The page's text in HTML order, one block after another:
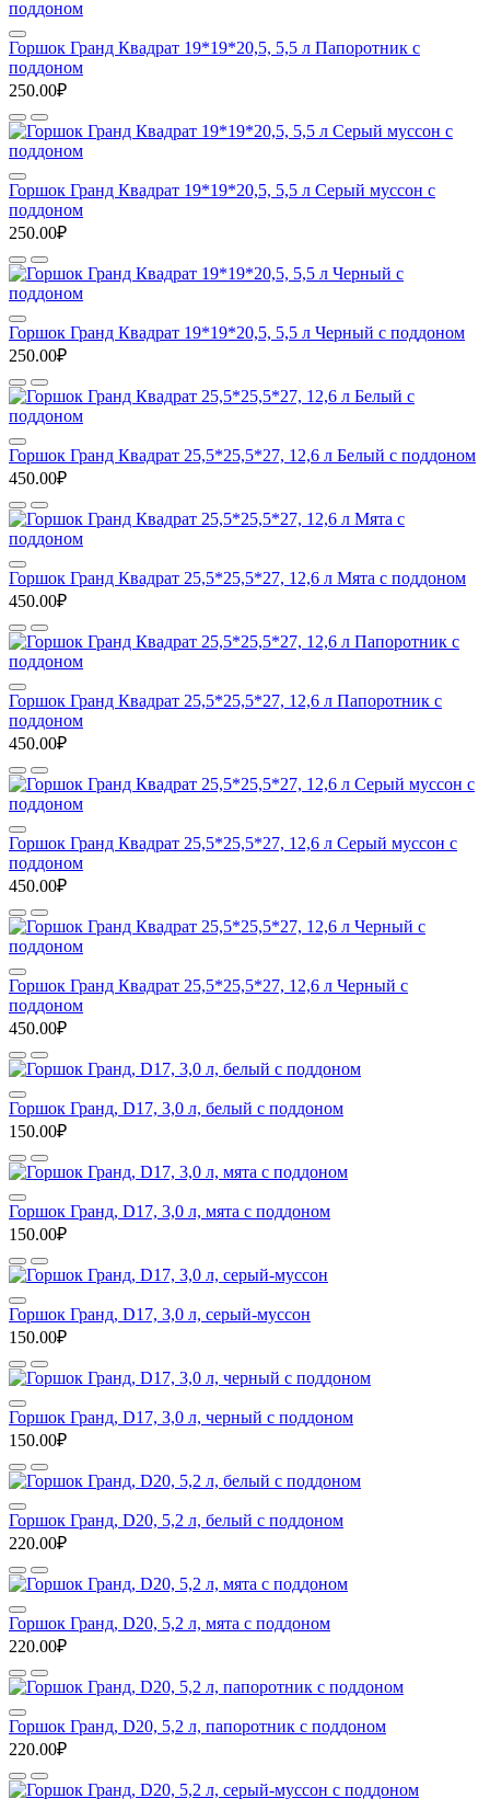
Горшок Гранд Квадрат 19*19*20,5, 5,5 л Папоротник с
поддоном
250.00₽
Горшок Гранд Квадрат 19*19*20,5, 5,5 л Серый муссон с
поддоном
250.00₽
Горшок Гранд Квадрат 19*19*20,5, 5,5 л Черный с поддоном
250.00₽
Горшок Гранд Квадрат 25,5*25,5*27, 12,6 л Белый с поддоном
450.00₽
Горшок Гранд Квадрат 25,5*25,5*27, 12,6 л Мята с поддоном
450.00₽
Горшок Гранд Квадрат 25,5*25,5*27, 12,6 л Папоротник с
поддоном
450.00₽
Горшок Гранд Квадрат 25,5*25,5*27, 12,6 л Серый муссон с
поддоном
450.00₽
Горшок Гранд Квадрат 25,5*25,5*27, 12,6 л Черный с
поддоном
450.00₽
Горшок Гранд, D17, 3,0 л, белый с поддоном
150.00₽
Горшок Гранд, D17, 3,0 л, мята с поддоном
150.00₽
Горшок Гранд, D17, 3,0 л, серый-муссон
150.00₽
Горшок Гранд, D17, 3,0 л, черный с поддоном
150.00₽
Горшок Гранд, D20, 5,2 л, белый с поддоном
220.00₽
Горшок Гранд, D20, 5,2 л, мята с поддоном
220.00₽
Горшок Гранд, D20, 5,2 л, папоротник с поддоном
220.00₽